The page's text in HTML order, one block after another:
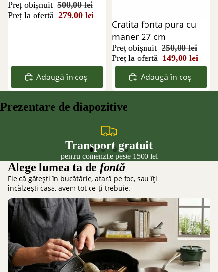
Preț obișnuit 500,00 lei
Preț la ofertă 279,00 lei
Adaugă în coș
Reducere 40%
Cratita fonta pura cu
maner 27 cm
Preț obișnuit 250,00 lei
Preț la ofertă 149,00 lei
Adaugă în coș
Prezentare de diapozitive
Transport gratuit
pentru comenzile peste 1500 lei
Alege lumea ta de fontă
Fie că gătești în bucătărie, afară pe foc, sau îți
încălzești casa, avem tot ce-ți trebuie.
Gătit în Bucătărie